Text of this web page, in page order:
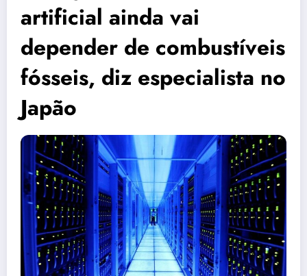
artificial ainda vai
depender de combustíveis
fósseis, diz especialista no
Japão